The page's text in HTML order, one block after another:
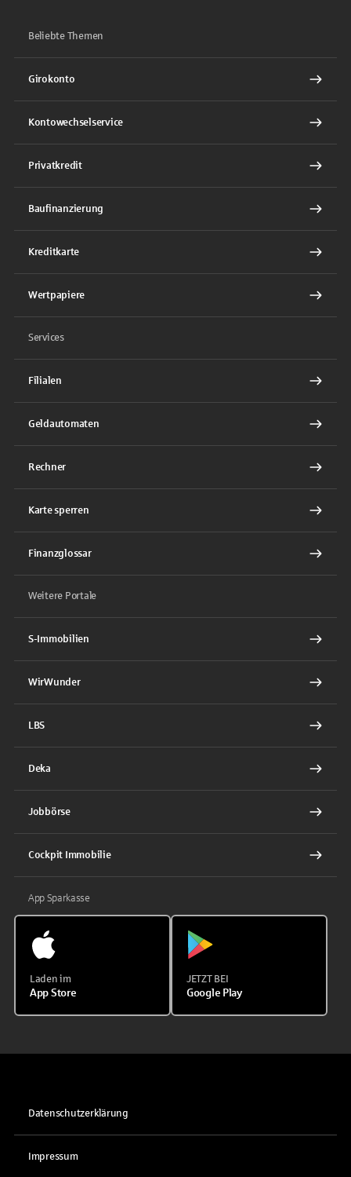
Beliebte Themen
Girokonto
Kontowechselservice
Privatkredit
Baufinanzierung
Kreditkarte
Wertpapiere
Services
Filialen
Geldautomaten
Rechner
Karte sperren
Finanzglossar
Weitere Portale
S-Immobilien
WirWunder
LBS
Deka
Jobbörse
Cockpit Immobilie
App Sparkasse
Laden im
App Store
JETZT BEI
Google Play
Datenschutzerklärung
Impressum